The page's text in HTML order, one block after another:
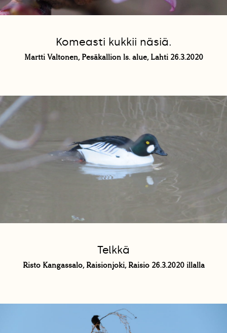
Komeasti kukkii näsiä.
Martti Valtonen, Pesäkallion ls. alue, Lahti 26.3.2020
Telkkä
Risto Kangassalo, Raisionjoki, Raisio 26.3.2020 illalla